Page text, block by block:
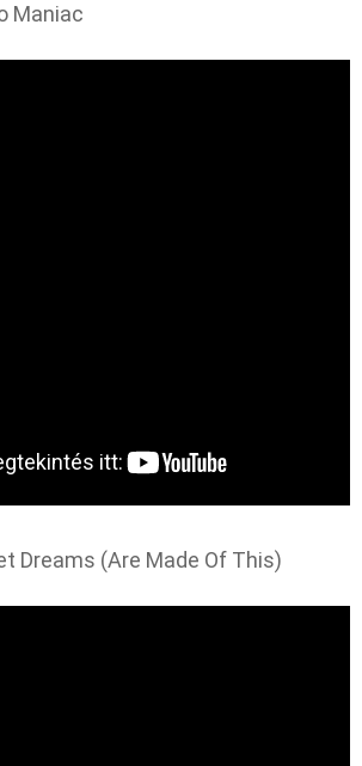
Maniac
Dreams (Are Made Of This)